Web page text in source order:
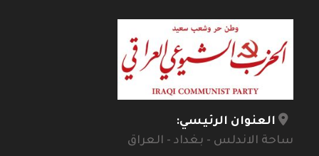
العنوان الرئيسي:
ساحة الاندلس - بغداد - العراق